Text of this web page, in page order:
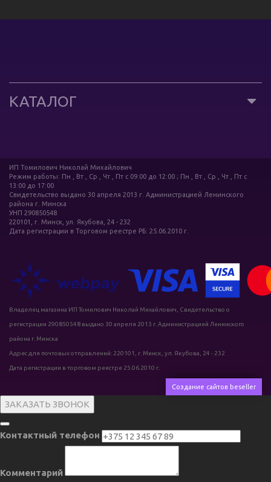
КАТАЛОГ
ИП Томилович Николай Михайлович
Режим работы: Пн , Вт , Ср , Чт , Пт c 09:00 до 12:00 ; Пн , Вт , Ср , Чт , Пт c
13:00 до 17:00
Свидетельство выдано 30 апреля 2013 г. Администрацией Ленинского
района г. Минска
УНП 290850548
220101, г. Минск, ул. Якубова, 24 - 232
Дата регистрации в Торговом реестре РБ: 25.06.2010 г.
Владелец магазина ИП Томилович Николай Михайлович, Свидетельство о
регистрации 290850548 выдано 30 апреля 2013 г. Администрацией Ленинского
района г. Минска
Адрес для почтовых отправлений: 220101, г. Минск, ул. Якубова, 24 - 232
Дата регистрации в торговом реестре 25.06.2010 г.
Создание сайтов beseller
ЗАКАЗАТЬ ЗВОНОК
Контактный телефон
Комментарий